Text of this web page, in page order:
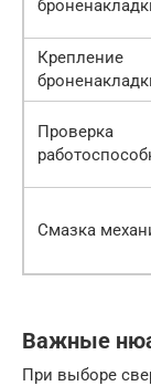
Крепление
Проверка
Смазка
Важные
При выборе